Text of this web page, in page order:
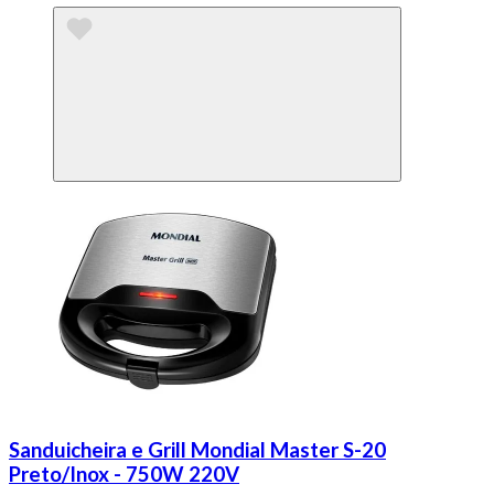
Sanduicheira e Grill Mondial Master S-20
Preto/Inox - 750W 220V